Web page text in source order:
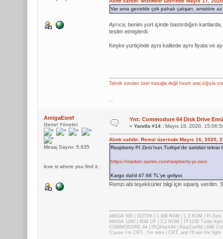
Var ama genelde çok pahalı çalışan, amatöre
Ayrıca; benim yurt içinde bastırdığım
teslim etmişlerdi.
Keşke yurtiçinde aynı kalitede aynı fiyata ve
Teknik soruları özel mesajla değil forum aracılığıyla
...
AmigaEsref
Genel Yönetici
Mesaj Sayısı: 5.635
love is where you find it.
Ynt: Commodore 64 Disk Drive
« Yanıtla #14 :Mayıs 18, 2020,
Alıntı sahibi: Remzi üzerinde Mayıs 16, 2020,
Raspberry PI Zero'nun,Turkiye'de satislari tekrar
https://market.samm.com/raspberry-pi-zero
Kargo dahil 47.66 TL'ye geliyor.
Remzi abi teşekkürler bilgi için sipariş verdim.
AMIGA 500 | GOTEK | 1 MB RAM | 1.3 ROM | Pi Zero
AMIGA 1200 | 8GB CF | 3.2 ROM | TF1230 Turbo
COMMODORE 64 | IRQHack64 | KissCart64 | 64K
'Cause I'm CRT., I'm retro | CRT, and I'll win the